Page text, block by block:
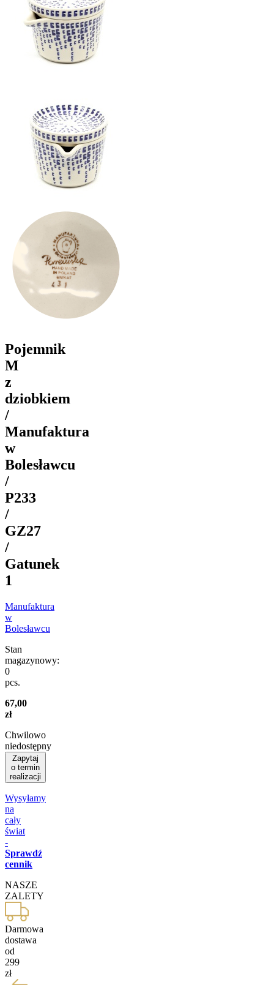
Pojemnik
M
z
dziobkiem
/
Manufaktura
w
Bolesławcu
/
P233
/
GZ27
/
Gatunek
1
Manufaktura
w
Bolesławcu
Stan
magazynowy:
0
pcs.
67,00
zł
Chwilowo
niedostępny
Zapytaj
o termin
realizacji
Wysyłamy
na
cały
świat
-
Sprawdź
cennik
NASZE
ZALETY
Darmowa
dostawa
od
299
zł